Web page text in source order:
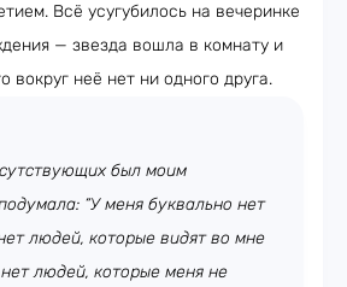
Всё усугубилось на вечеринке
— звезда вошла в комнату и
вокруг неё нет ни одного друга.
был моим
“У меня буквально нет
людей, которые видят во мне
людей, которые меня не